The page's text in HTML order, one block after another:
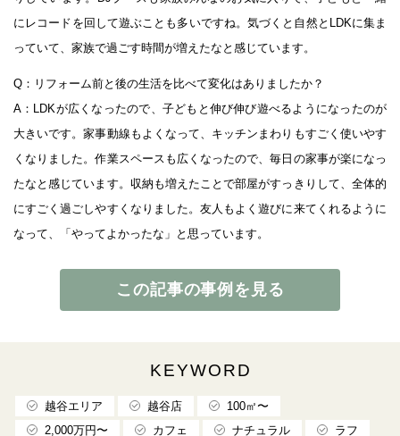
にレコードを回して遊ぶことも多いですね。気づくと自然とLDKに集ま
っていて、家族で過ごす時間が増えたなと感じています。
Q：リフォーム前と後の生活を比べて変化はありましたか？
A：LDKが広くなったので、子どもと伸び伸び遊べるようになったのが
大きいです。家事動線もよくなって、キッチンまわりもすごく使いやす
くなりました。作業スペースも広くなったので、毎日の家事が楽になっ
たなと感じています。収納も増えたことで部屋がすっきりして、全体的
にすごく過ごしやすくなりました。友人もよく遊びに来てくれるように
なって、「やってよかったな」と思っています。
この記事の事例を見る
KEYWORD
越谷エリア 越谷店
100㎡〜
2,000万円〜
カフェ ナチュラル
ラフ